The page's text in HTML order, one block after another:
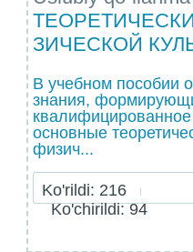
ЗИЧЕСКОЙ
В учебном пособии
знания,
основные
физич...
Ko'rildi: 216
Ko'chirildi: 94